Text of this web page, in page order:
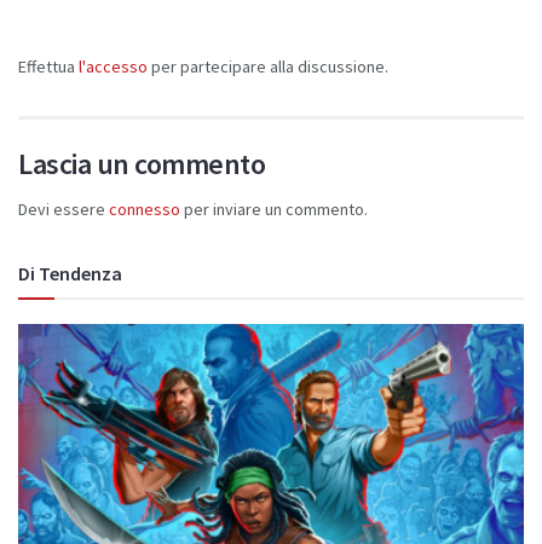
Effettua l'accesso per partecipare alla discussione.
Lascia un commento
Devi essere connesso per inviare un commento.
Di Tendenza